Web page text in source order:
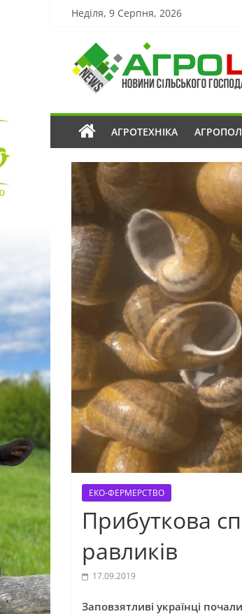
Неділя, 9 Серпня, 2026
АГРОТЕХНІКА
ЕКО-ФЕРМЕРСТВО
Прибуткова
равликів
17.09.2019
Заповзятливі українці